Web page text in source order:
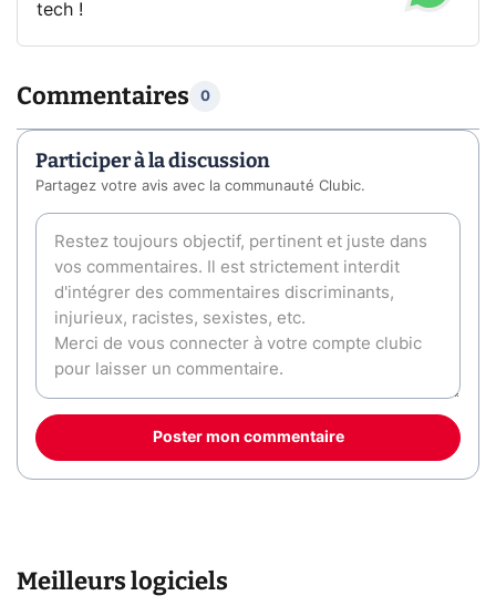
tech !
Commentaires 0
Participer à la discussion
Partagez votre avis avec la communauté Clubic.
Poster mon commentaire
Meilleurs logiciels